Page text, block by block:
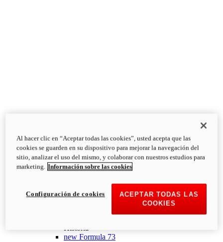
Historia
new Formula 73
Al hacer clic en “Aceptar todas las cookies”, usted acepta que las
cookies se guarden en su dispositivo para mejorar la navegación del
sitio, analizar el uso del mismo, y colaborar con nuestros estudios para
marketing. Información sobre las cookies
ACEPTAR TODAS LAS
COOKIES
Configuración de cookies